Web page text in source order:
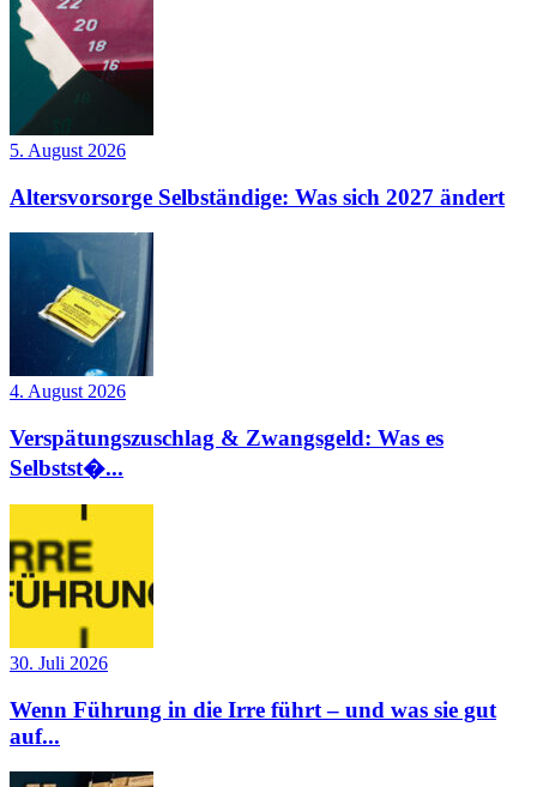
5. August 2026
Altersvorsorge Selbständige: Was sich 2027 ändert
4. August 2026
Verspätungszuschlag & Zwangsgeld: Was es
Selbstst�...
30. Juli 2026
Wenn Führung in die Irre führt – und was sie gut
auf...